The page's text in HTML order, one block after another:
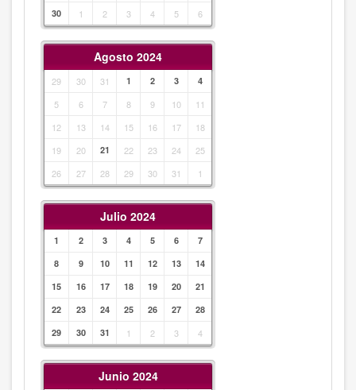
30
1 2 3 4 5 6
Agosto 2024
29 30 31 1 2 3 4
5 6 7 8 9 10
11
12
13 14 15 16 17
18
19
20 21 22 23 24
25
26
27 28 29 30 31 1
Julio 2024
1 2 3 4 5 6
7
8
9 10 11 12 13
14
15
16 17 18 19 20
21
22
23 24 25 26 27
28
29
30 31 1 2 3 4
Junio 2024